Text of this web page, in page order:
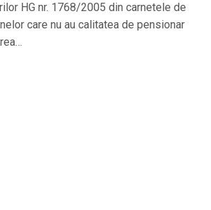
HG nr. 1768/2005 din carnetele de
care nu au calitatea de pensionar